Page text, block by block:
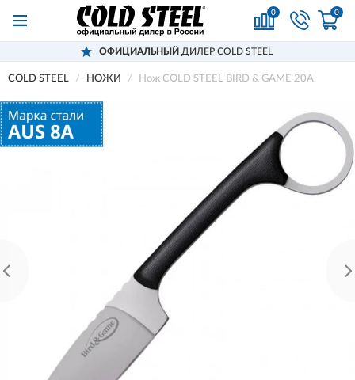
0 0
ОФИЦИАЛЬНЫЙ ДИЛЕР COLD STEEL
COLD STEEL НОЖИ Нож COLD STEEL BIRD & GAME 20A